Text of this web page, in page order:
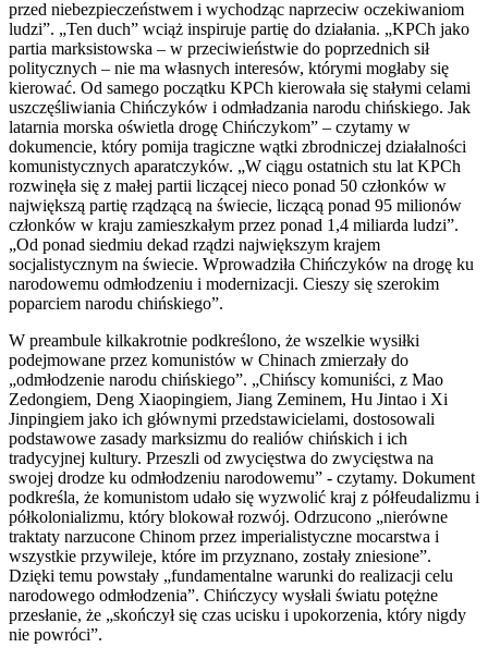
przed niebezpieczeństwem i wychodząc naprzeciw oczekiwaniom
ludzi”. „Ten duch” wciąż inspiruje partię do działania. „KPCh jako
partia marksistowska – w przeciwieństwie do poprzednich sił
politycznych – nie ma własnych interesów, którymi mogłaby się
kierować. Od samego początku KPCh kierowała się stałymi celami
uszczęśliwiania Chińczyków i odmładzania narodu chińskiego. Jak
latarnia morska oświetla drogę Chińczykom” – czytamy w
dokumencie, który pomija tragiczne wątki zbrodniczej działalności
komunistycznych aparatczyków. „W ciągu ostatnich stu lat KPCh
rozwinęła się z małej partii liczącej nieco ponad 50 członków w
największą partię rządzącą na świecie, liczącą ponad 95 milionów
członków w kraju zamieszkałym przez ponad 1,4 miliarda ludzi”.
„Od ponad siedmiu dekad rządzi największym krajem
socjalistycznym na świecie. Wprowadziła Chińczyków na drogę ku
narodowemu odmłodzeniu i modernizacji. Cieszy się szerokim
poparciem narodu chińskiego”.
W preambule kilkakrotnie podkreślono, że wszelkie wysiłki
podejmowane przez komunistów w Chinach zmierzały do
„odmłodzenie narodu chińskiego”. „Chińscy komuniści, z Mao
Zedongiem, Deng Xiaopingiem, Jiang Zeminem, Hu Jintao i Xi
Jinpingiem jako ich głównymi przedstawicielami, dostosowali
podstawowe zasady marksizmu do realiów chińskich i ich
tradycyjnej kultury. Przeszli od zwycięstwa do zwycięstwa na
swojej drodze ku odmłodzeniu narodowemu” - czytamy. Dokument
podkreśla, że komunistom udało się wyzwolić kraj z półfeudalizmu i
półkolonializmu, który blokował rozwój. Odrzucono „nierówne
traktaty narzucone Chinom przez imperialistyczne mocarstwa i
wszystkie przywileje, które im przyznano, zostały zniesione”.
Dzięki temu powstały „fundamentalne warunki do realizacji celu
narodowego odmłodzenia”. Chińczycy wysłali światu potężne
przesłanie, że „skończył się czas ucisku i upokorzenia, który nigdy
nie powróci”.